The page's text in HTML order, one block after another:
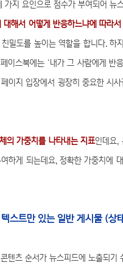
가지 요인으로 점수가 부여되어 뉴
해서 어떻게 반응하느냐에 따라서
밀도를 높이는 역할을 합니다. 하
이스북에는 ‘내가 그 사람에게 반
이지 입장에서 굉장히 중요한 시
의 가중치를 나타내는 지표인데요,
하게 되는데요, 정확한 가중치에
스트만 있는 일반 게시물 (상
텐츠 순서가 뉴스피드에 노출되